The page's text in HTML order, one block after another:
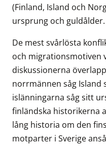
(Finland, Island och
ursprung och guldålder.
De mest svårlösta
och migrationsmotiven
diskussionerna
norrmännen såg
islänningarna såg sitt
finländska historikerna
lång historia om den
motparter i Sverige